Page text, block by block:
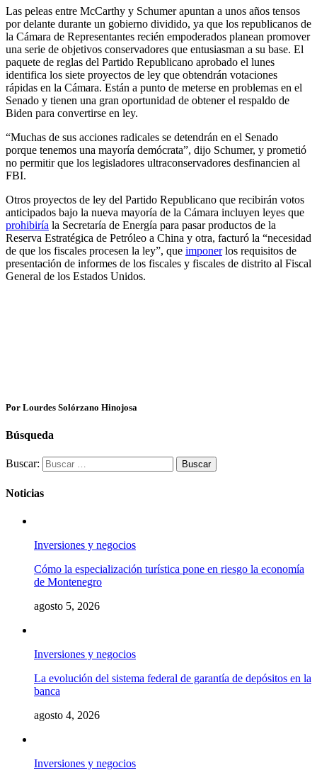
Las peleas entre McCarthy y Schumer apuntan a unos años tensos
por delante durante un gobierno dividido, ya que los republicanos de
la Cámara de Representantes recién empoderados planean promover
una serie de objetivos conservadores que entusiasman a su base. El
paquete de reglas del Partido Republicano aprobado el lunes
identifica los siete proyectos de ley que obtendrán votaciones
rápidas en la Cámara. Están a punto de meterse en problemas en el
Senado y tienen una gran oportunidad de obtener el respaldo de
Biden para convertirse en ley.
“Muchas de sus acciones radicales se detendrán en el Senado
porque tenemos una mayoría demócrata”, dijo Schumer, y prometió
no permitir que los legisladores ultraconservadores desfinancien al
FBI.
Otros proyectos de ley del Partido Republicano que recibirán votos
anticipados bajo la nueva mayoría de la Cámara incluyen leyes que
prohibiría la Secretaría de Energía para pasar productos de la
Reserva Estratégica de Petróleo a China y otra, facturó la “necesidad
de que los fiscales procesen la ley”, que imponerlos requisitos de
presentación de informes de los fiscales y fiscales de distrito al Fiscal
General de los Estados Unidos.
Por Lourdes Solórzano Hinojosa
Búsqueda
Buscar:
Noticias
Inversiones y negocios
Cómo la especialización turística pone en riesgo la economía
de Montenegro
agosto 5, 2026
Inversiones y negocios
La evolución del sistema federal de garantía de depósitos en la
banca
agosto 4, 2026
Inversiones y negocios